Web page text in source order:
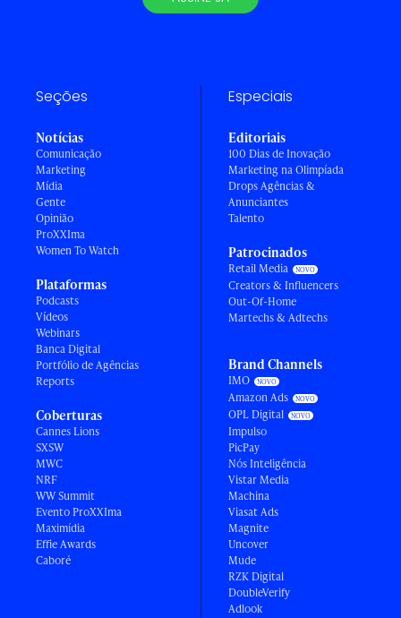
Seções
Notícias
Comunicação
Marketing
Mídia
Gente
Opinião
ProXXIma
Women To Watch
Plataformas
Podcasts
Vídeos
Webinars
Banca Digital
Portfólio de Agências
Reports
Coberturas
Cannes Lions
SXSW
MWC
NRF
WW Summit
Evento ProXXIma
Maximídia
Effie Awards
Caboré
Especiais
Editoriais
100 Dias de Inovação
Marketing na Olimpíada
Drops Agências &
Anunciantes
Talento
Patrocinados
Retail Media
Creators & Influencers
Out-Of-Home
Martechs & Adtechs
Brand Channels
IMO
Amazon Ads
OPL Digital
Impulso
PicPay
Nós Inteligência
Vistar Media
Machina
Viasat Ads
Magnite
Uncover
Mude
RZK Digital
DoubleVerify
Adlook